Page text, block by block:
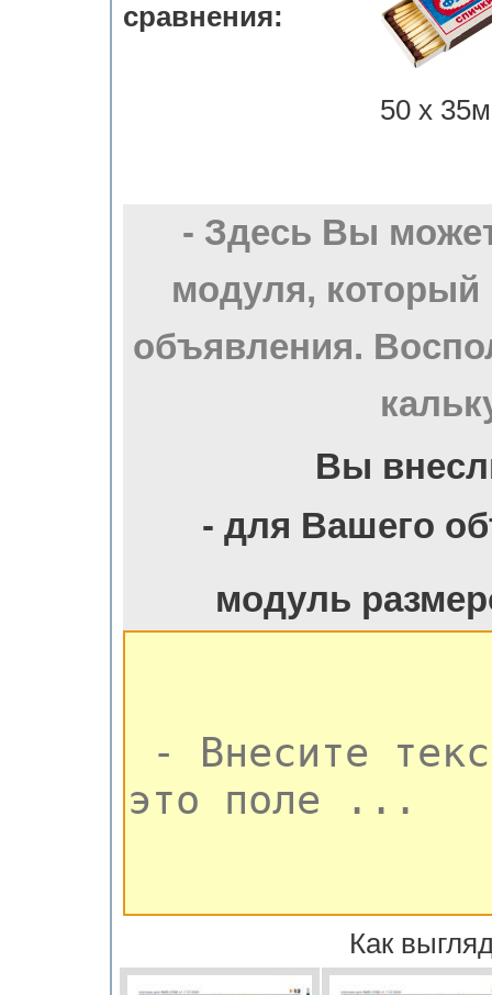
сравнения:
50 х
- Здесь Вы
модуля, который
объявления.
Вы
- для Вашего
модуль
Как